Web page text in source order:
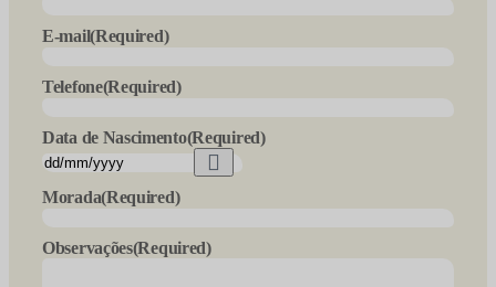
E-mail(Required)
Telefone(Required)
Data de Nascimento(Required)
Morada(Required)
Observações(Required)